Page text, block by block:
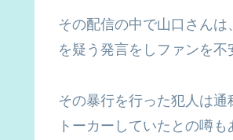
その配信の中で山口さん
を疑う発言をしファンを不
その暴行を行った犯人は
トーカーしていたとの噂も